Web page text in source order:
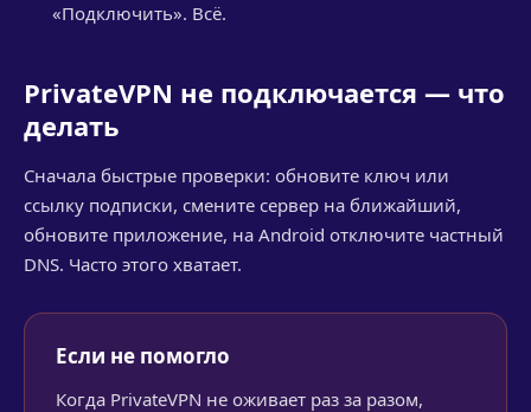
«Подключить». Всё.
PrivateVPN не подключается — что
делать
Сначала быстрые проверки: обновите ключ или
ссылку подписки, смените сервер на ближайший,
обновите приложение, на Android отключите частный
DNS. Часто этого хватает.
Если не помогло
Когда PrivateVPN не оживает раз за разом,